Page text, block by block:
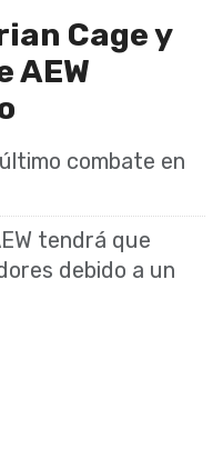
Cage y
AEW
combate en
tendrá que
debido a un